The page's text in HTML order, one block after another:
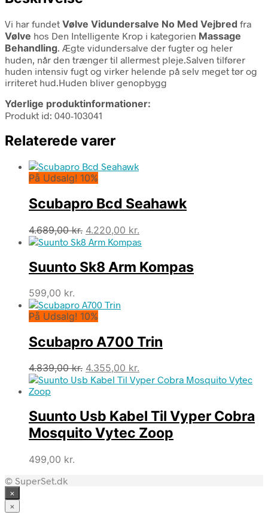
Vi har fundet Vølve Vidundersalve No Med Vejbred fra
Vølve hos Den Intelligente Krop i kategorien Massage
Behandling. Ægte vidundersalve der fugter og heler
huden, når den trænger til allermest pleje.Salven tilfører
huden intensiv fugt og virker helende på selv meget tør og
irriteret hud.Huden bliver genopbygg
Yderlige produktinformationer:
Produkt id: 040-103041
Relaterede varer
På Udsalg! 10%
Scubapro Bcd Seahawk
4.689,00kr. Den
oprindelige
var:
4.689,00 kr..
4.220,00 kr.
aktuelle
er:
4.220,00 kr..
Suunto Sk8 Arm Kompas
599,00 kr.
På Udsalg! 10%
Scubapro A700 Trin
4.839,00kr. Den
oprindelige
4.839,00 kr..
4.355,00 kr.
aktuelle
4.355,00 kr..
Suunto Usb Kabel Til Vyper Cobra
Mosquito Vytec Zoop
499,00 kr.
© SuperSet.dk
×
×